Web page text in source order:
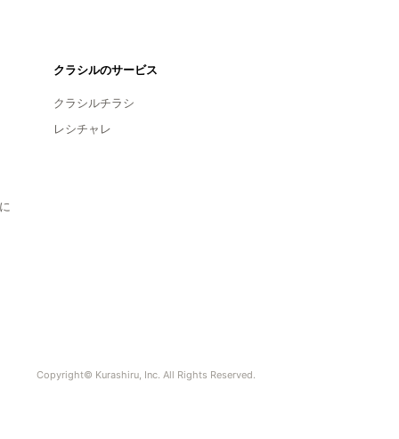
クラシルのサービス
クラシルチラシ
レシチャレ
Copyright© Kurashiru, Inc. All Rights Reserved.